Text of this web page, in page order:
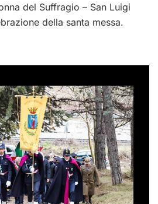
del Suffragio – San Luigi
della santa messa.